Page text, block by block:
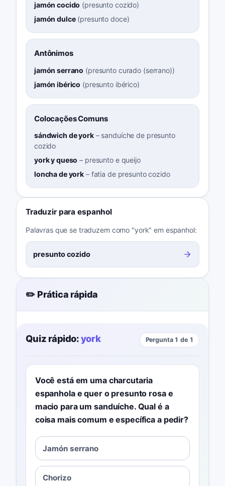
jamón cocido (presunto cozido)
jamón dulce(presunto doce)
Antônimos
jamón serrano (presunto curado (serrano))
jamón ibérico (presunto ibérico)
Colocações Comuns
sándwich de york– sanduíche de presunto
cozido
york y queso – presunto e queijo
loncha de york – fatia de presunto cozido
Traduzir para espanhol
Palavras que se traduzem como "york" em espanhol:
presunto cozido
✏️ Prática rápida
Quiz rápido:york Pergunta 1 de 1
Você está em uma charcutaria
espanhola e quer o presunto rosa e
macio para um sanduíche. Qual é a
coisa mais comum e específica a pedir?
Jamón serrano
Chorizo